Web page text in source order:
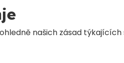
našich zásad